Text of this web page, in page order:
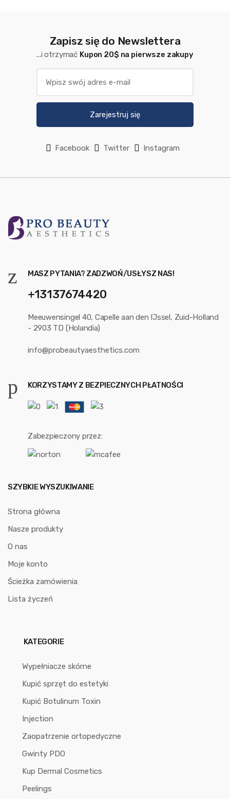
Zapisz się do Newslettera
...i otrzymać Kupon 20$ na pierwsze zakupy
Zarejestruj się
Facebook Twitter Instagram
MASZ PYTANIA? ZADZWOŃ/USŁYSZ NAS!
+13137674420
Meeuwensingel 40, Capelle aan den IJssel, Zuid-Holland
- 2903 TD (Holandia)
info@probeautyaesthetics.com
KORZYSTAMY Z BEZPIECZNYCH PŁATNOŚCI
Zabezpieczony przez:
SZYBKIE WYSZUKIWANIE
Strona główna
Nasze produkty
O nas
Moje konto
Ścieżka zamówienia
Lista życzeń
KATEGORIE
Wypełniacze skórne
Kupić sprzęt do estetyki
Kupić Botulinum Toxin
Injection
Zaopatrzenie ortopedyczne
Gwinty PDO
Kup Dermal Cosmetics
Peelings